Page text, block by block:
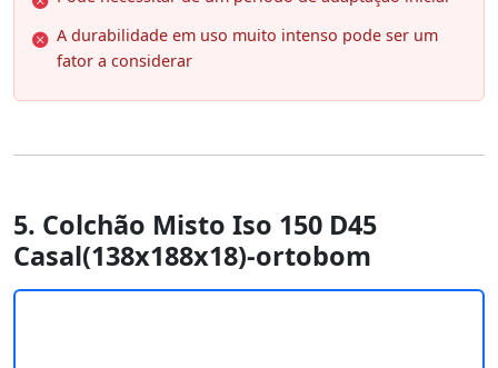
A durabilidade em uso muito intenso pode ser um
fator a considerar
5. Colchão Misto Iso 150 D45
Casal(138x188x18)-ortobom